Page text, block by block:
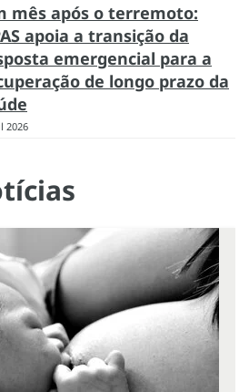
mês após o terremoto:
apoia a transição da
emergencial para a
de longo prazo da
2026